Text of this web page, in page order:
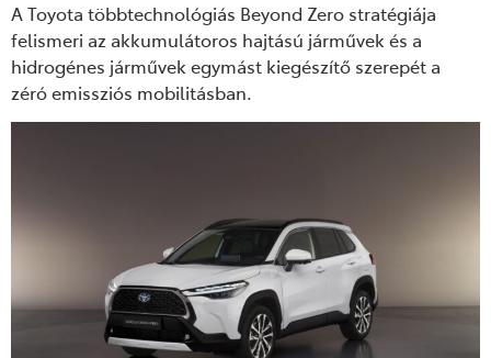
A Toyota többtechnológiás Beyond Zero stratégiája
felismeri az akkumulátoros hajtású járművek és a
hidrogénes járművek egymást kiegészítő szerepét a
zéró emissziós mobilitásban.